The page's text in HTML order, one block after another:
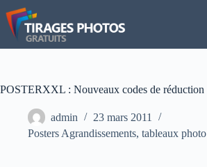
Passer
au
contenu
POSTERXXL : Nouveaux codes de réduction
admin
23 mars 2011
Posters Agrandissements, tableaux photo